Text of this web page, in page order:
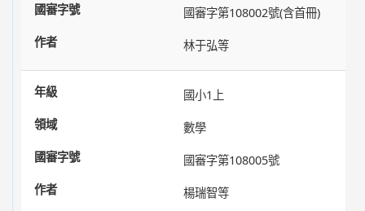
國審字第108002號(含首冊)
林于弘等
國小1上
數學
國審字第108005號
楊瑞智等